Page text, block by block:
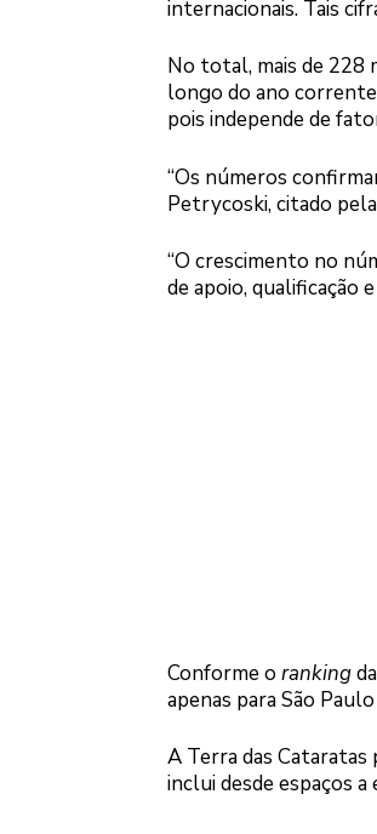
internacionais. Tais
No total, mais de 228
longo do ano
pois independe de
“Os números
Petrycoski, citado
“O crescimento no
de apoio, qualificação
Conforme o ranking
apenas para São
A Terra das
inclui desde espaços